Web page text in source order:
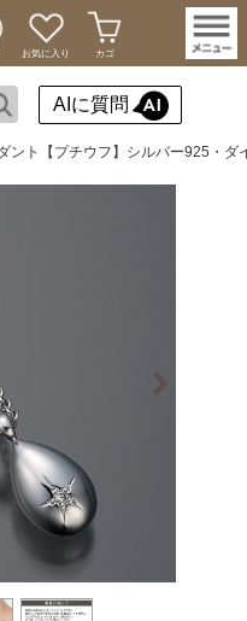
お気に入り カゴ
AIに質問
ント【プチウフ】シルバー925・ダ